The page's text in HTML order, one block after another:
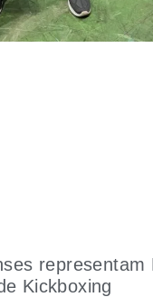
representam
Kickboxing